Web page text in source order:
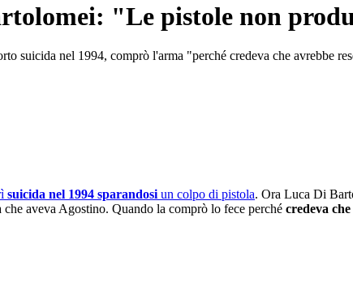
"Le pistole non
suicida nel 1994, comprò l'arma "perché credeva che avrebbe
suicida nel 1994 sparandosi un colpo di pistola. Ora Luca Di
aveva Agostino. Quando la comprò lo fece perché credeva